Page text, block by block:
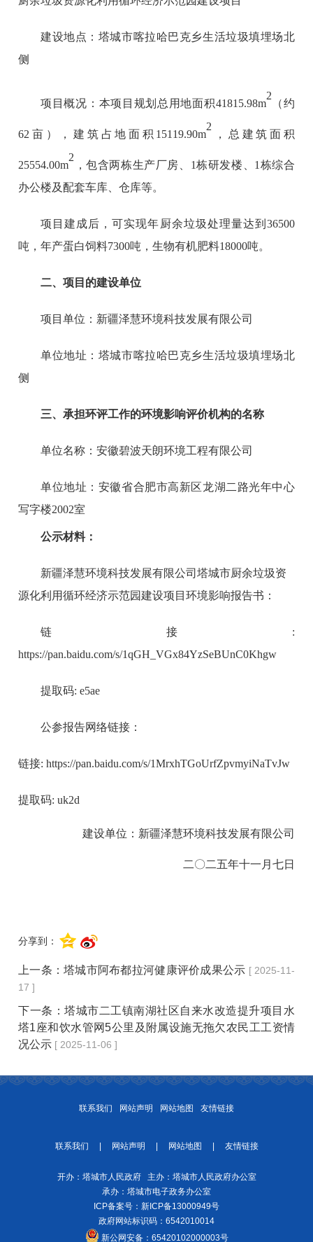
建设地点：塔城市喀拉哈巴克乡生活垃圾填埋场北
侧
项目概况：本项目规划总用地面积41815.98m
2
（约
62亩），建筑占地面积15119.90m
2
，总建筑面积
25554.00m
2
，包含两栋生产厂房、1栋研发楼、1栋综合
办公楼及配套车库、仓库等。
项目建成后，可实现年厨余垃圾处理量达到36500
吨，年产蛋白饲料7300吨，生物有机肥料18000吨。
二、项目的建设单位
项目单位：新疆泽慧环境科技发展有限公司
单位地址：塔城市喀拉哈巴克乡生活垃圾填埋场北
侧
三、承担环评工作的环境影响评价机构的名称
单位名称：安徽碧波天朗环境工程有限公司
单位地址：安徽省合肥市高新区龙湖二路光年中心
写字楼2002室
公示材料：
新疆泽慧环境科技发展有限公司塔城市厨余垃圾资
源化利用循环经济示范园建设项目环境影响报告书：
链接:
https://pan.baidu.com/s/1qGH_VGx84YzSeBUnC0Khgw
提取码: e5ae
公参报告网络链接：
链接: https://pan.baidu.com/s/1MrxhTGoUrfZpvmyiNaTvJw
提取码: uk2d
建设单位：新疆泽慧环境科技发展有限公司
二〇二五年十一月七日
分享到：
上一条：塔城市阿布都拉河健康评价成果公示 [ 2025-11-
17 ]
下一条：塔城市二工镇南湖社区自来水改造提升项目水
塔1座和饮水管网5公里及附属设施无拖欠农民工工资情
况公示 [ 2025-11-06 ]
联系我们 网站声明 网站地图 友情链接
联系我们 网站声明 网站地图 友情链接
开办：塔城市人民政府 主办：塔城市人民政府办公室
承办：塔城市电子政务办公室
ICP备案号： 新ICP备13000949号
政府网站标识码：6542010014
新公网安备： 65420102000003号